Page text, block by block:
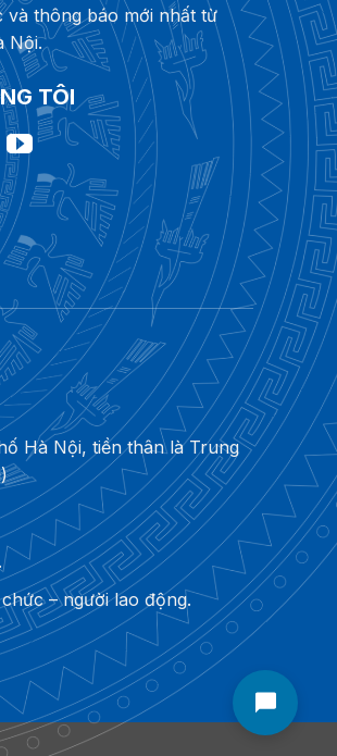
và thông báo mới nhất từ
Nội.
TÔI
Hà Nội, tiền thân là Trung
– người lao động.